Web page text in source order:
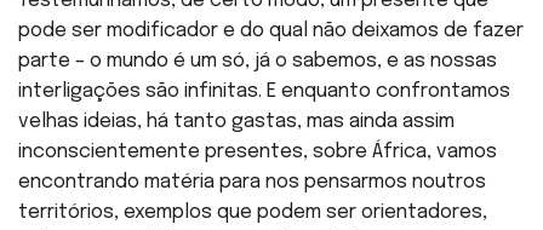
pode ser modificador e do qual não deixamos de fazer
parte – o mundo é um só, já o sabemos, e as nossas
interligações são infinitas. E enquanto confrontamos
velhas ideias, há tanto gastas, mas ainda assim
inconscientemente presentes, sobre África, vamos
encontrando matéria para nos pensarmos noutros
territórios, exemplos que podem ser orientadores,